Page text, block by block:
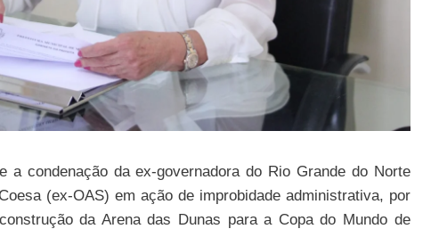
a condenação da ex-governadora do Rio Grande do Norte
(ex-OAS) em ação de improbidade administrativa, por
da Arena das Dunas para a Copa do Mundo de